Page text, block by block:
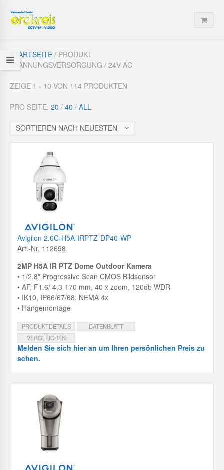
STARTSEITE / PRODUKT
SPANNUNGSVERSORGUNG / 24V AC
ZEIGE 1 - 10 VON 114 PRODUKTEN
PRO SEITE: 20 / 40 / ALL
SORTIEREN NACH NEUESTEN
Avigilon 2.0C-H5A-IRPTZ-DP40-WP
Art.-Nr. 112698
2MP H5A IR PTZ Dome Outdoor Kamera
• 1/2.8″ Progressive Scan CMOS Bildsensor
• AF, F1.6/ 4,3-170 mm, 40 x zoom, 120db WDR
• IK10, IP66/67/68, NEMA 4x
• Hängemontage
PRODUKTDETAILS
DATENBLATT
VERGLEICHEN
Melden Sie sich hier an um Ihren persönlichen Preis zu
sehen.